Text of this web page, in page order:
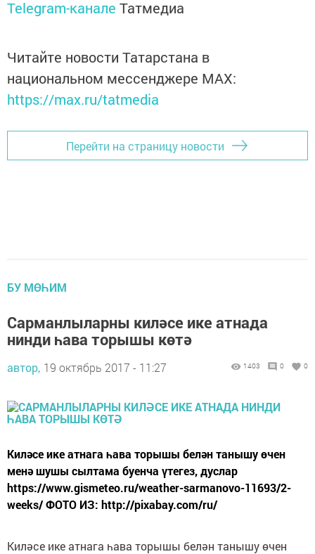
Telegram-канале Татмедиа
Читайте новости Татарстана в
национальном мессенджере MАХ:
https://max.ru/tatmedia
Перейти на страницу новости
БУ МӨҺИМ
Сарманлыларны киләсе ике атнада
нинди һава торышы көтә
автор, 19 октябрь 2017 - 11:27 1403 0 0
Киләсе ике атнага һава торышы белән танышу өчен
менә шушы сылтама буенча үтегез, дуслар
https://www.gismeteo.ru/weather-sarmanovo-11693/2-
weeks/ ФОТО ИЗ: http://pixabay.com/ru/
Киләсе ике атнага һава торышы белән танышу өчен